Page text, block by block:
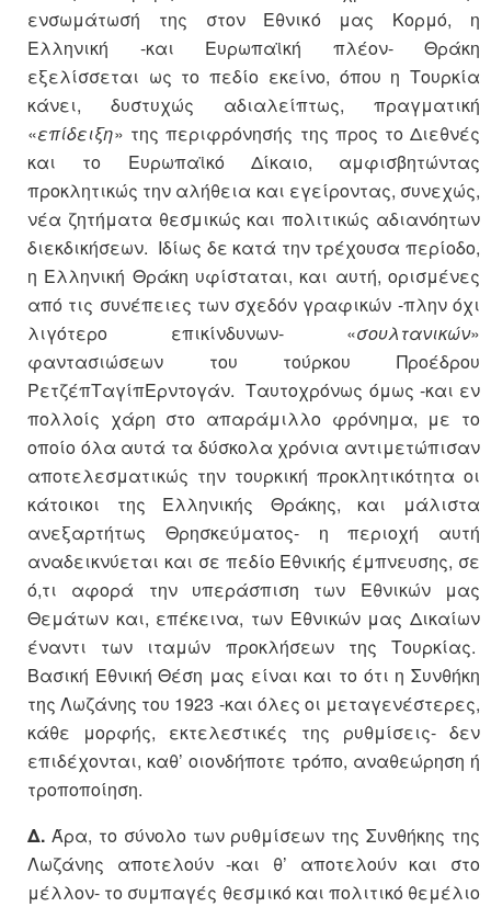
ενσωμάτωσή της στον Εθνικό μας Κορμό, η
Ελληνική -και Ευρωπαϊκή πλέον- Θράκη
εξελίσσεται ως το πεδίο εκείνο, όπου η Τουρκία
κάνει, δυστυχώς αδιαλείπτως, πραγματική
«επίδειξη» της περιφρόνησής της προς το Διεθνές
και το Ευρωπαϊκό Δίκαιο, αμφισβητώντας
προκλητικώς την αλήθεια και εγείροντας, συνεχώς,
νέα ζητήματα θεσμικώς και πολιτικώς αδιανόητων
διεκδικήσεων. Ιδίως δε κατά την τρέχουσα περίοδο,
η Ελληνική Θράκη υφίσταται, και αυτή, ορισμένες
από τις συνέπειες των σχεδόν γραφικών -πλην όχι
λιγότερο επικίνδυνων- «σουλτανικών»
φαντασιώσεων του τούρκου Προέδρου
ΡετζέπΤαγίπΕρντογάν. Ταυτοχρόνως όμως -και εν
πολλοίς χάρη στο απαράμιλλο φρόνημα, με το
οποίο όλα αυτά τα δύσκολα χρόνια αντιμετώπισαν
αποτελεσματικώς την τουρκική προκλητικότητα οι
κάτοικοι της Ελληνικής Θράκης, και μάλιστα
ανεξαρτήτως Θρησκεύματος- η περιοχή αυτή
αναδεικνύεται και σε πεδίο Εθνικής έμπνευσης, σε
ό,τι αφορά την υπεράσπιση των Εθνικών μας
Θεμάτων και, επέκεινα, των Εθνικών μας Δικαίων
έναντι των ιταμών προκλήσεων της Τουρκίας.
Βασική Εθνική Θέση μας είναι και το ότι η Συνθήκη
της Λωζάνης του 1923 -και όλες οι μεταγενέστερες,
κάθε μορφής, εκτελεστικές της ρυθμίσεις- δεν
επιδέχονται, καθ’ οιονδήποτε τρόπο, αναθεώρηση ή
τροποποίηση.
Δ. Άρα, το σύνολο των ρυθμίσεων της Συνθήκης της
Λωζάνης αποτελούν -και θ’ αποτελούν και στο
μέλλον- το συμπαγές θεσμικό και πολιτικό θεμέλιο